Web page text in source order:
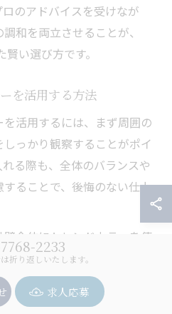
のアドバイスを受けなが
和を両立させることが、
い選び方です。
を活用する方法
活用するには、まず周囲の
っかり観察することがポイ
る際も、全体のバランスや
ることで、後悔のない仕上
全体にトレンドカラーを使
してドアや窓枠、屋根部分
す。例えば、ベージュの外
加えることで、自然風景と
2233
折り返しいたします。
求人応募